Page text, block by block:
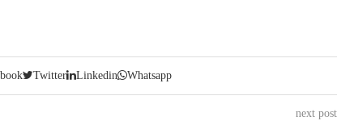
Twitter Linkedin Whatsapp
next post